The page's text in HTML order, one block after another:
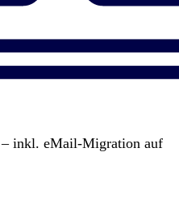
– inkl. eMail-Migration auf